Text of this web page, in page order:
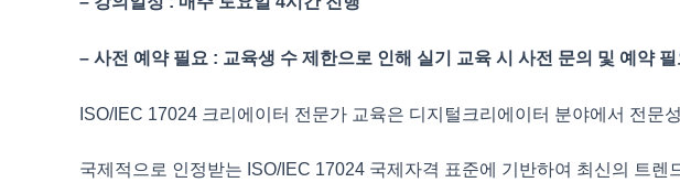
– 사전 예약 필요 : 교육생 수 제한으로 인해 실기 교육 시 사전 문의 및 예약 필
ISO/IEC 17024 크리에이터 전문가 교육은 디지털크리에이터 분야에서 전문
국제적으로 인정받는 ISO/IEC 17024 국제자격 표준에 기반하여 최신의 트렌